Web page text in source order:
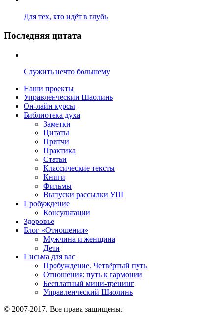
Для тех, кто идёт в глубь
Последняя цитата
Служить нечто большему
Наши проекты
Управленческий Шаолинь
Он-лайн курсы
Библиотека духа
Заметки
Цитаты
Притчи
Практика
Статьи
Классические тексты
Книги
Фильмы
Выпуски рассылки УШ
Пробуждение
Консультации
Здоровье
Блог «Отношения»
Мужчина и женщина
Дети
Письма для вас
Пробуждение. Четвёртый путь
Отношения: путь к гармонии
Бесплатный мини-тренинг
Управленческий Шаолинь
© 2007-2017. Все права защищены.